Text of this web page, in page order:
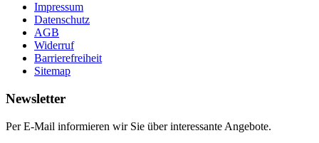
Impressum
Datenschutz
AGB
Widerruf
Barrierefreiheit
Sitemap
Newsletter
Per E-Mail informieren wir Sie über interessante Angebote.